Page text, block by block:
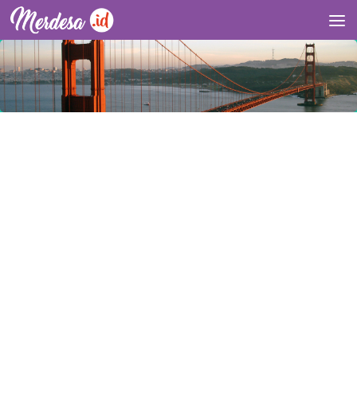
Skip to content